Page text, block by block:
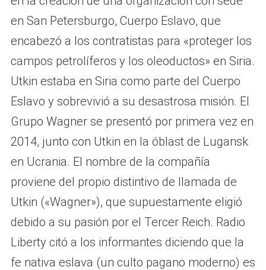
en San Petersburgo, Cuerpo Eslavo, que
encabezó a los contratistas para «proteger los
campos petrolíferos y los oleoductos» en Siria.
Utkin estaba en Siria como parte del Cuerpo
Eslavo y sobrevivió a su desastrosa misión. El
Grupo Wagner se presentó por primera vez en
2014, junto con Utkin en la óblast de Lugansk
en Ucrania. El nombre de la compañía
proviene del propio distintivo de llamada de
Utkin («Wagner»), que supuestamente eligió
debido a su pasión por el Tercer Reich. Radio
Liberty citó a los informantes diciendo que la
fe nativa eslava (un culto pagano moderno) es